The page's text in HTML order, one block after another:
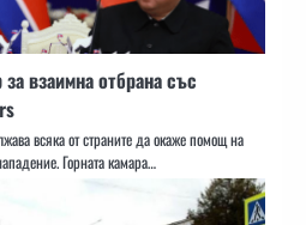
взаимна отбрана със
всяка от страните да окаже помощ на
Горната камара…